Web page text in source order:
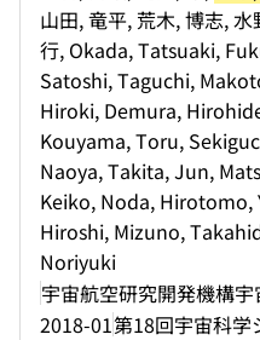
山田, 竜平, 荒木, 博志,
行, Okada, Tatsuaki,
Satoshi, Taguchi,
Hiroki, Demura,
Kouyama, Toru,
Naoya, Takita, Jun,
Keiko, Noda, Hirotomo,
Hiroshi, Mizuno,
Noriyuki
宇宙航空研究開発機構
2018-01第18回宇宙科学